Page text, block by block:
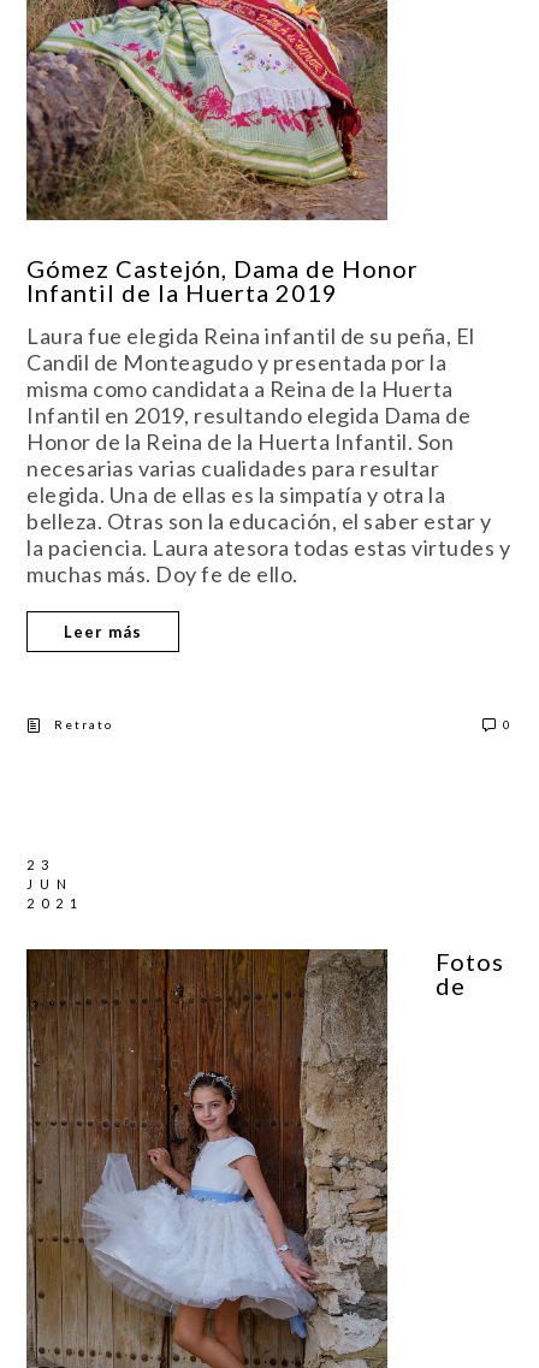
Gómez Castejón, Dama de Honor
Infantil de la Huerta 2019
Laura fue elegida Reina infantil de su peña, El
Candil de Monteagudo y presentada por la
misma como candidata a Reina de la Huerta
Infantil en 2019, resultando elegida Dama de
Honor de la Reina de la Huerta Infantil. Son
necesarias varias cualidades para resultar
elegida. Una de ellas es la simpatía y otra la
belleza. Otras son la educación, el saber estar y
la paciencia. Laura atesora todas estas virtudes y
muchas más. Doy fe de ello.
Leer más
Retrato 0
23
JUN
2021
Fotos
de